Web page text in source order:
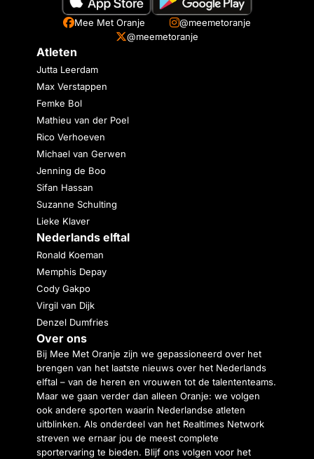
Mee Met Oranje
@meemetoranje
@meemetoranje
Atleten
Jutta Leerdam
Max Verstappen
Femke Bol
Mathieu van der Poel
Rico Verhoeven
Michael van Gerwen
Jenning de Boo
Sifan Hassan
Suzanne Schulting
Lieke Klaver
Nederlands elftal
Ronald Koeman
Memphis Depay
Cody Gakpo
Virgil van Dijk
Denzel Dumfries
Over ons
Bij Mee Met Oranje zijn we gepassioneerd over het
brengen van het laatste nieuws over het Nederlands
elftal – van de heren en vrouwen tot de talententeams.
Maar we gaan verder dan alleen Oranje: we volgen
ook andere sporten waarin Nederlandse atleten
uitblinken. Als onderdeel van het Realtimes Network
streven we ernaar jou de meest complete
sportervaring te bieden. Blijf ons volgen voor het